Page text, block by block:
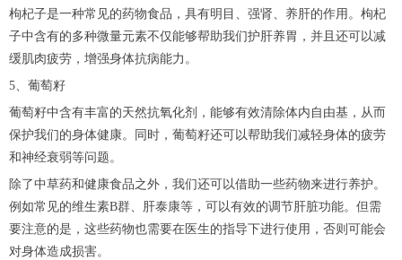
枸杞子是一种常见的药物食品，具有明目、强肾、养肝的作用。枸杞
子中含有的多种微量元素不仅能够帮助我们护肝养胃，并且还可以减
缓肌肉疲劳，增强身体抗病能力。
5、葡萄籽
葡萄籽中含有丰富的天然抗氧化剂，能够有效清除体内自由基，从而
保护我们的身体健康。同时，葡萄籽还可以帮助我们减轻身体的疲劳
和神经衰弱等问题。
除了中草药和健康食品之外，我们还可以借助一些药物来进行养护。
例如常见的维生素B群、肝泰康等，可以有效的调节肝脏功能。但需
要注意的是，这些药物也需要在医生的指导下进行使用，否则可能会
对身体造成损害。